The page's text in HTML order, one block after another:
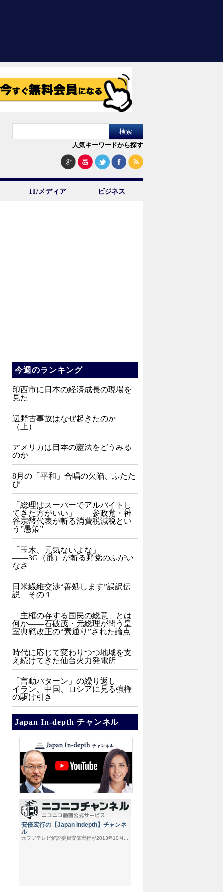
人気キーワードから探す
IT/メディア ビジネス
今週のランキング
印西市に日本の経済成長の現場を
見た
辺野古事故はなぜ起きたのか
（上）
アメリカは日本の憲法をどうみる
のか
8月の「平和」合唱の欠陥、ふたた
び
「総理はスーパーでアルバイトし
てきた方がいい」――参政党・神
谷宗幣代表が斬る消費税減税とい
う”愚策”
「玉木、元気ないよな」
――3G（爺）が斬る野党のふがい
なさ
日米繊維交渉“善処します”誤訳伝
説 その１
「主権の存する国民の総意」とは
何か――石破茂・元総理が問う皇
室典範改正の“素通り”された論点
時代に応じて変わりつつ地域を支
え続けてきた仙台火力発電所
「言動パターン」の繰り返し――
イラン、中国、ロシアに見る強権
の駆け引き
Japan In-depth チャンネル